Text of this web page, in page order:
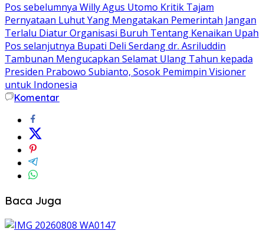
Pos sebelumnya Willy Agus Utomo Kritik Tajam
Pernyataan Luhut Yang Mengatakan Pemerintah Jangan
Terlalu Diatur Organisasi Buruh Tentang Kenaikan Upah
Pos selanjutnya Bupati Deli Serdang dr. Asriluddin
Tambunan Mengucapkan Selamat Ulang Tahun kepada
Presiden Prabowo Subianto, Sosok Pemimpin Visioner
untuk Indonesia
Komentar
Baca Juga